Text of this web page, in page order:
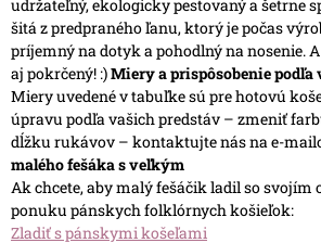
udržateľný, ekologicky pestovaný a šetrne
šitá z predpraného ľanu, ktorý je počas
príjemný na dotyk a pohodlný na nosenie.
aj pokrčený! :)Miery a prispôsobenie podľa
Miery uvedené v tabuľke sú pre hotovú
úpravu podľa vašich predstáv – zmeniť
dĺžku rukávov – kontaktujte nás na e-
malého fešáka s veľkým
Ak chcete, aby malý fešáčik ladil so svojím
ponuku pánskych folklórnych košieľok:
Zladiť s pánskymi košeľami